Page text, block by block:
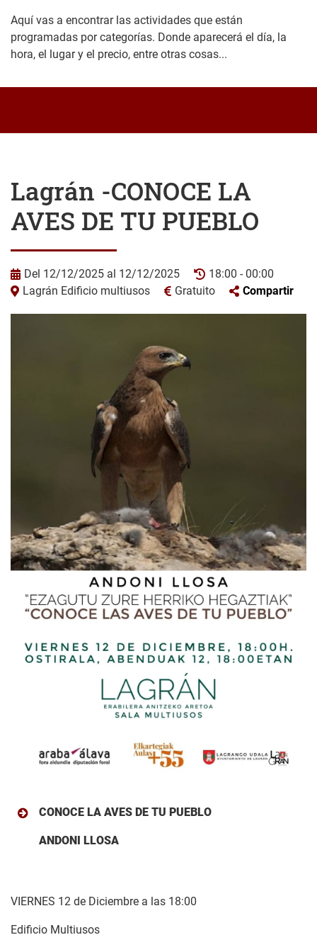
Aquí vas a encontrar las actividades que están
programadas por categorías. Donde aparecerá el día, la
hora, el lugar y el precio, entre otras cosas...
Lagrán -CONOCE LA
AVES DE TU PUEBLO
Del 12/12/2025 al 12/12/2025
18:00 - 00:00
Lagrán Edificio multiusos
Gratuito Compartir
CONOCE LA AVES DE TU PUEBLO
ANDONI LLOSA
VIERNES 12 de Diciembre a las 18:00
Edificio Multiusos